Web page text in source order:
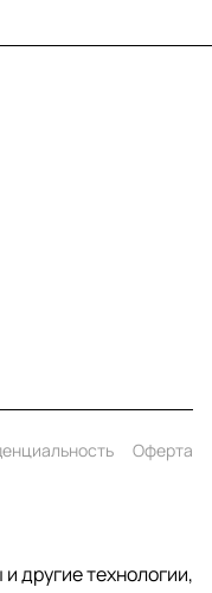
Оферта
другие технологии,